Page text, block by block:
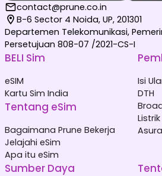
contact@prune.co.in
B-6 Sector 4 Noida, UP, 201301
Departemen Telekomunikasi,
Persetujuan 808-07 /2021-CS-I
BELI Sim
eSIM
Kartu Sim India
Tentang eSim
Bagaimana Prune Bekerja
Jelajahi eSim
Apa itu eSim
Isi
DTH
Listrik
Sumber Daya